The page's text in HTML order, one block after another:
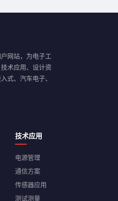
网站，为电子工
术应用、设计资
式、汽车电子、
技术应用
电源管理
通信方案
传感器应用
测试测量